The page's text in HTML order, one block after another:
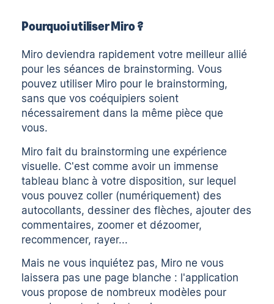
Pourquoi utiliser Miro ?
Miro deviendra rapidement votre meilleur allié
pour les séances de brainstorming. Vous
pouvez utiliser Miro pour le brainstorming,
sans que vos coéquipiers soient
nécessairement dans la même pièce que
vous.
Miro fait du brainstorming une expérience
visuelle. C'est comme avoir un immense
tableau blanc à votre disposition, sur lequel
vous pouvez coller (numériquement) des
autocollants, dessiner des flèches, ajouter des
commentaires, zoomer et dézoomer,
recommencer, rayer...
Mais ne vous inquiétez pas, Miro ne vous
laissera pas une page blanche : l'application
vous propose de nombreux modèles pour